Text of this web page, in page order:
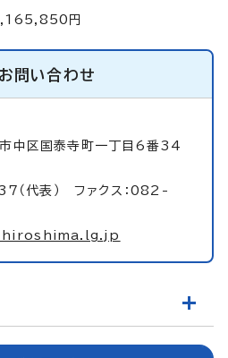
円
お問い合わせ
区国泰寺町一丁目6番34
代表） ファクス：082-